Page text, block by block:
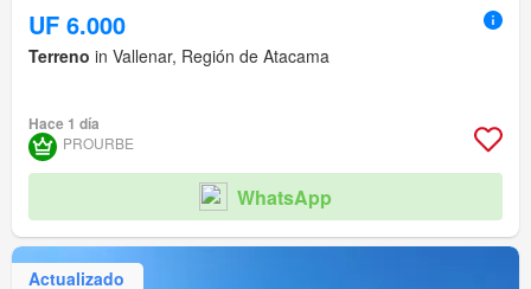
UF 6.000
Terreno in Vallenar, Región de Atacama
Hace 1 día
PROURBE
WhatsApp
Actualizado